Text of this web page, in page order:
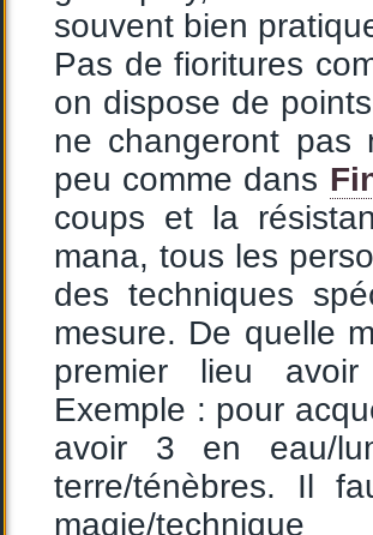
souvent bien
Pas de fioritures
on dispose de
ne changeront pas
peu comme dans
coups et la
mana, tous les
des techniques
mesure. De quelle
premier lieu
Exemple : pour
avoir 3 en eau/
terre/ténèbres. Il
magie/